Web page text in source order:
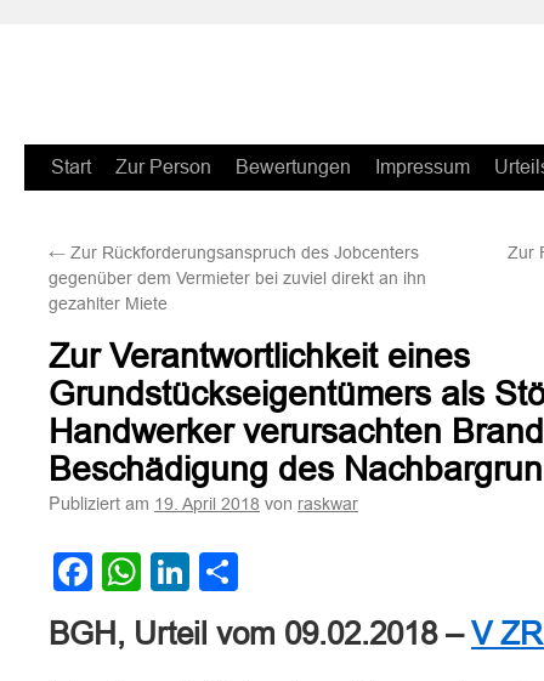
Zum
springen
Start Zur Person Bewertungen Impressum
← Zur Rückforderungsanspruch des Jobcenters
gegenüber dem Vermieter bei zuviel direkt an ihn
gezahlter Miete
Zur
Zur Verantwortlichkeit eines
Grundstückseigentümers als
Handwerker verursachten
Beschädigung des
Publiziert am 19. April 2018 von raskwar
Facebook
WhatsApp
LinkedIn
BGH, Urteil vom 09.02.2018 –V